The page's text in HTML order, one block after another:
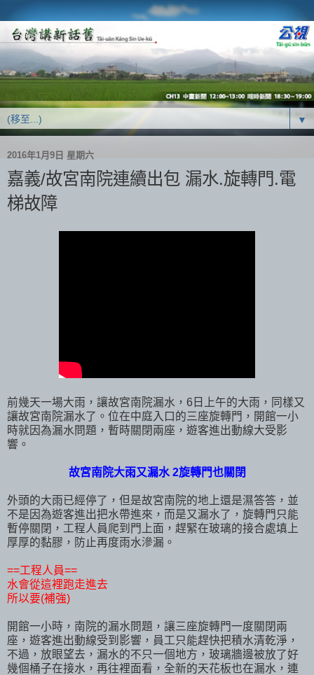
▼
2016年1月9日 星期六
嘉義/故宮南院連續出包 漏水.旋轉門.電
梯故障
前幾天一場大雨，讓故宮南院漏水，6日上午的大雨，同樣又
讓故宮南院漏水了。位在中庭入口的三座旋轉門，開館一小
時就因為漏水問題，暫時關閉兩座，遊客進出動線大受影
響。
故宮南院大雨又漏水 2旋轉門也關閉
外頭的大雨已經停了，但是故宮南院的地上還是濕答答，並
不是因為遊客進出把水帶進來，而是又漏水了，旋轉門只能
暫停關閉，工程人員爬到門上面，趕緊在玻璃的接合處填上
厚厚的黏膠，防止再度雨水滲漏。
==工程人員==
水會從這裡跑走進去
所以要(補強)
開館一小時，南院的漏水問題，讓三座旋轉門一度關閉兩
座，遊客進出動線受到影響，員工只能趕快把積水清乾淨，
不過，放眼望去，漏水的不只一個地方，玻璃牆邊被放了好
幾個桶子在接水，再往裡面看，全新的天花板也在漏水，連